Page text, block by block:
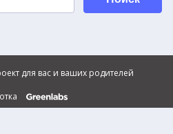
для вас и ваших родителей